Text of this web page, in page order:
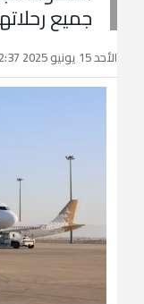
جميع
الأحد 15 يونيو 2025 00:22:37